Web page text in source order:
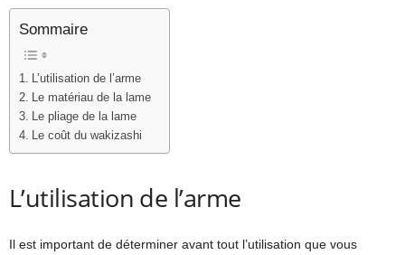
Sommaire
L’utilisation de l’arme
Le matériau de la lame
Le pliage de la lame
Le coût du wakizashi
L’utilisation de l’arme
Il est important de déterminer avant tout l’utilisation que vous